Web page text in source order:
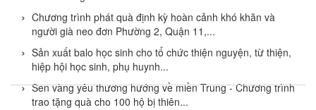
Chương trình phát quà định kỳ hoàn cảnh khó khăn và
người già neo đơn Phường 2, Quận 11,...
Sản xuất balo học sinh cho tổ chức thiện nguyện, từ thiện,
hiệp hội học sinh, phụ huynh...
Sen vàng yêu thương hướng về miền Trung - Chương trình
trao tặng quà cho 100 hộ bị thiên...